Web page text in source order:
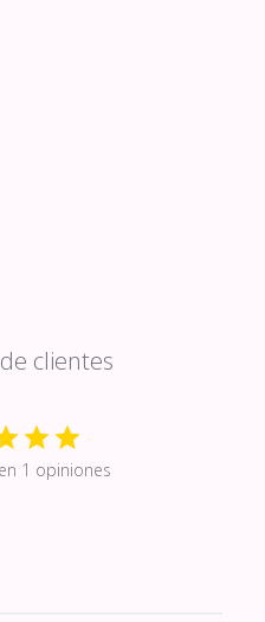
clientes
1 opiniones